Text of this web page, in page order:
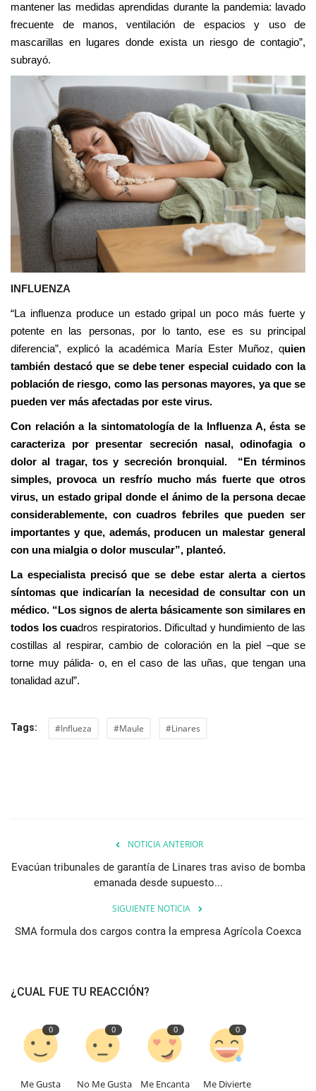
mantener las medidas aprendidas durante la pandemia: lavado
frecuente de manos, ventilación de espacios y uso de
mascarillas en lugares donde exista un riesgo de contagio”,
subrayó.
INFLUENZA
“La influenza produce un estado gripal un poco más fuerte y
potente en las personas, por lo tanto, ese es su principal
diferencia”, explicó la académica María Ester Muñoz, quien
también destacó que se debe tener especial cuidado con la
población de riesgo, como las personas mayores, ya que se
pueden ver más afectadas por este virus.
Con relación a la sintomatología de la Influenza A, ésta se
caracteriza por presentar secreción nasal, odinofagia o
dolor al tragar, tos y secreción bronquial. “En términos
simples, provoca un resfrío mucho más fuerte que otros
virus, un estado gripal donde el ánimo de la persona decae
considerablemente, con cuadros febriles que pueden ser
importantes y que, además, producen un malestar general
con una mialgia o dolor muscular”, planteó.
La especialista precisó que se debe estar alerta a ciertos
síntomas que indicarían la necesidad de consultar con un
médico. “Los signos de alerta básicamente son similares en
todos los cuadros respiratorios. Dificultad y hundimiento de las
costillas al respirar, cambio de coloración en la piel –que se
torne muy pálida- o, en el caso de las uñas, que tengan una
tonalidad azul”.
Tags: #Influeza #Maule #Linares
NOTICIA ANTERIOR
Evacúan tribunales de garantía de Linares tras aviso de bomba
emanada desde supuesto...
SIGUIENTE NOTICIA
SMA formula dos cargos contra la empresa Agrícola Coexca
¿CUAL FUE TU REACCIÓN?
0
Me Gusta
0
No Me Gusta
0
Me Encanta
0
Me Divierte